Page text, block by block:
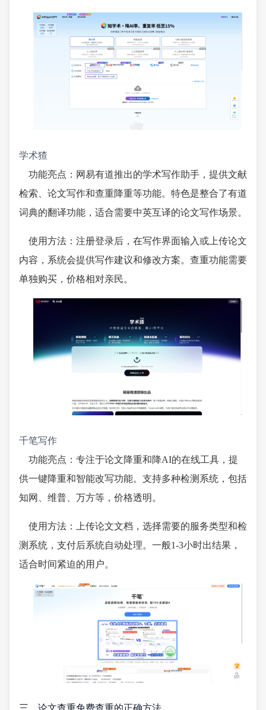
学术猹
功能亮点：网易有道推出的学术写作助手，提供文献
检索、论文写作和查重降重等功能。特色是整合了有道
词典的翻译功能，适合需要中英互译的论文写作场景。
使用方法：注册登录后，在写作界面输入或上传论文
内容，系统会提供写作建议和修改方案。查重功能需要
单独购买，价格相对亲民。
千笔写作
功能亮点：专注于论文降重和降AI的在线工具，提
供一键降重和智能改写功能。支持多种检测系统，包括
知网、维普、万方等，价格透明。
使用方法：上传论文文档，选择需要的服务类型和检
测系统，支付后系统自动处理。一般1-3小时出结果，
适合时间紧迫的用户。